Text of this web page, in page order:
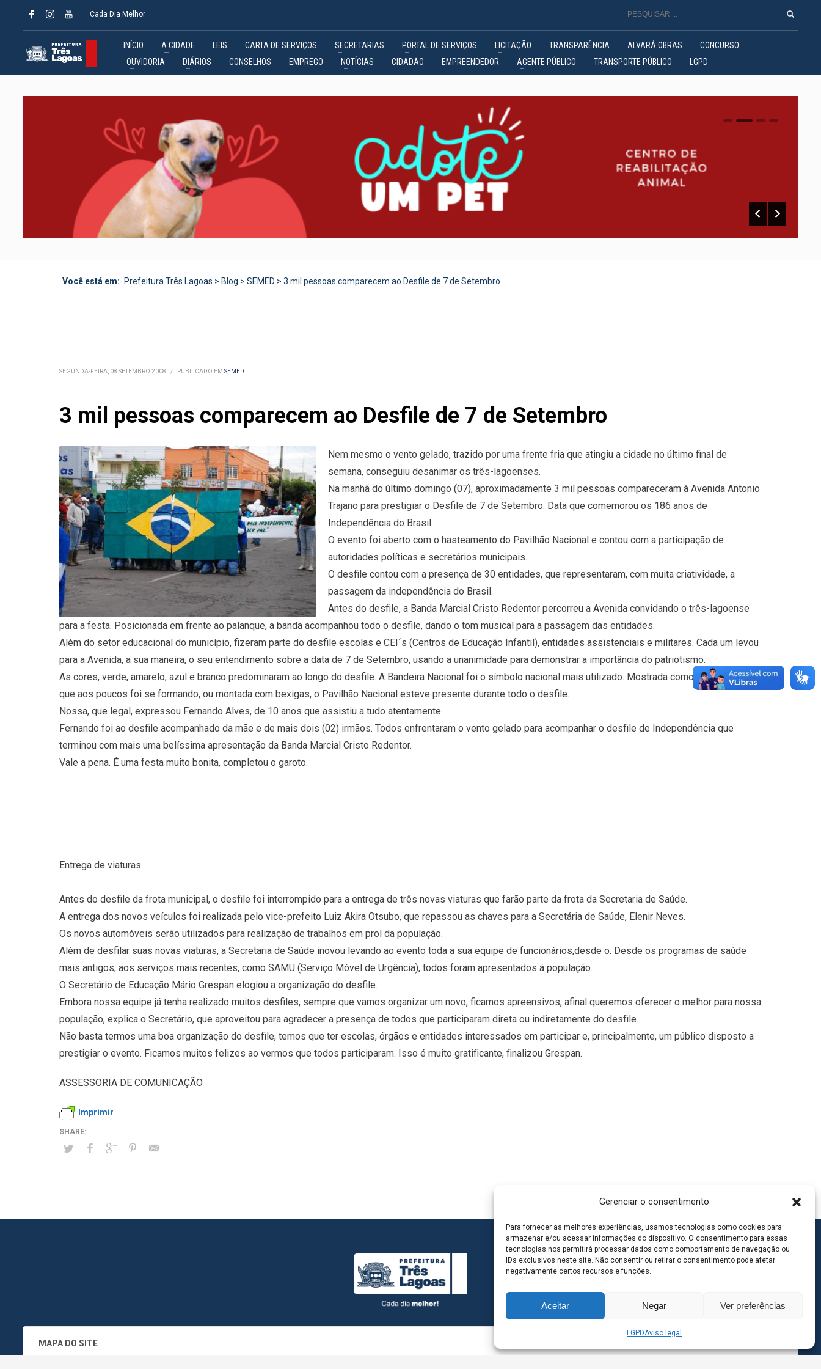
Gerenciar o consentimento
Para fornecer as melhores experiências, usamos tecnologias como cookies para
armazenar e/ou acessar informações do dispositivo. O consentimento para essas
tecnologias nos permitirá processar dados como comportamento de navegação ou
IDs exclusivos neste site. Não consentir ou retirar o consentimento pode afetar
negativamente certos recursos e funções.
Aceitar Negar Ver preferências
LGPDAviso legal
Cada Dia Melhor
INÍCIO A CIDADE LEIS CARTA DE SERVIÇOS SECRETARIAS PORTAL DE SERVIÇOS LICITAÇÃO TRANSPARÊNCIA ALVARÁ OBRAS
CONCURSO
OUVIDORIA
DIÁRIOS CONSELHOS EMPREGO NOTÍCIAS CIDADÃO EMPREENDEDOR AGENTE PÚBLICO TRANSPORTE PÚBLICO LGPD
0 1 2
Você está em: Prefeitura Três Lagoas > Blog > SEMED > 3 mil pessoas comparecem ao Desfile de 7 de Setembro
SEGUNDA-FEIRA, 08 SETEMBRO 2008 / PUBLICADO EM SEMED
3 mil pessoas comparecem ao Desfile de 7 de Setembro
Nem mesmo o vento gelado, trazido por uma frente fria que atingiu a cidade no último final de
semana, conseguiu desanimar os três-lagoenses.
Na manhã do último domingo (07), aproximadamente 3 mil pessoas compareceram à Avenida Antonio
Trajano para prestigiar o Desfile de 7 de Setembro. Data que comemorou os 186 anos de
Independência do Brasil.
O evento foi aberto com o hasteamento do Pavilhão Nacional e contou com a participação de
autoridades políticas e secretários municipais.
O desfile contou com a presença de 30 entidades, que representaram, com muita criatividade, a
passagem da independência do Brasil.
Antes do desfile, a Banda Marcial Cristo Redentor percorreu a Avenida convidando o três-lagoense
para a festa. Posicionada em frente ao palanque, a banda acompanhou todo o desfile, dando o tom musical para a passagem das entidades.
Além do setor educacional do município, fizeram parte do desfile escolas e CEI´s (Centros de Educação Infantil), entidades assistenciais e militares. Cada um levou
para a Avenida, a sua maneira, o seu entendimento sobre a data de 7 de Setembro, usando a unanimidade para demonstrar a importância do patriotismo.
As cores, verde, amarelo, azul e branco predominaram ao longo do desfile. A Bandeira Nacional foi o símbolo nacional mais utilizado. Mostrada como quebra cabeça
que aos poucos foi se formando, ou montada com bexigas, o Pavilhão Nacional esteve presente durante todo o desfile.
Nossa, que legal, expressou Fernando Alves, de 10 anos que assistiu a tudo atentamente.
Fernando foi ao desfile acompanhado da mãe e de mais dois (02) irmãos. Todos enfrentaram o vento gelado para acompanhar o desfile de Independência que
terminou com mais uma belíssima apresentação da Banda Marcial Cristo Redentor.
Vale a pena. É uma festa muito bonita, completou o garoto.
Entrega de viaturas
Antes do desfile da frota municipal, o desfile foi interrompido para a entrega de três novas viaturas que farão parte da frota da Secretaria de Saúde.
A entrega dos novos veículos foi realizada pelo vice-prefeito Luiz Akira Otsubo, que repassou as chaves para a Secretária de Saúde, Elenir Neves.
Os novos automóveis serão utilizados para realização de trabalhos em prol da população.
Além de desfilar suas novas viaturas, a Secretaria de Saúde inovou levando ao evento toda a sua equipe de funcionários,desde o. Desde os programas de saúde
mais antigos, aos serviços mais recentes, como SAMU (Serviço Móvel de Urgência), todos foram apresentados á população.
O Secretário de Educação Mário Grespan elogiou a organização do desfile.
Embora nossa equipe já tenha realizado muitos desfiles, sempre que vamos organizar um novo, ficamos apreensivos, afinal queremos oferecer o melhor para nossa
população, explica o Secretário, que aproveitou para agradecer a presença de todos que participaram direta ou indiretamente do desfile.
Não basta termos uma boa organização do desfile, temos que ter escolas, órgãos e entidades interessados em participar e, principalmente, um público disposto a
prestigiar o evento. Ficamos muitos felizes ao vermos que todos participaram. Isso é muito gratificante, finalizou Grespan.
ASSESSORIA DE COMUNICAÇÃO
Imprimir
MAPA DO SITE